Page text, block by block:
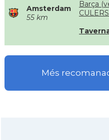
Amsterdam
55 km
Barça
Més